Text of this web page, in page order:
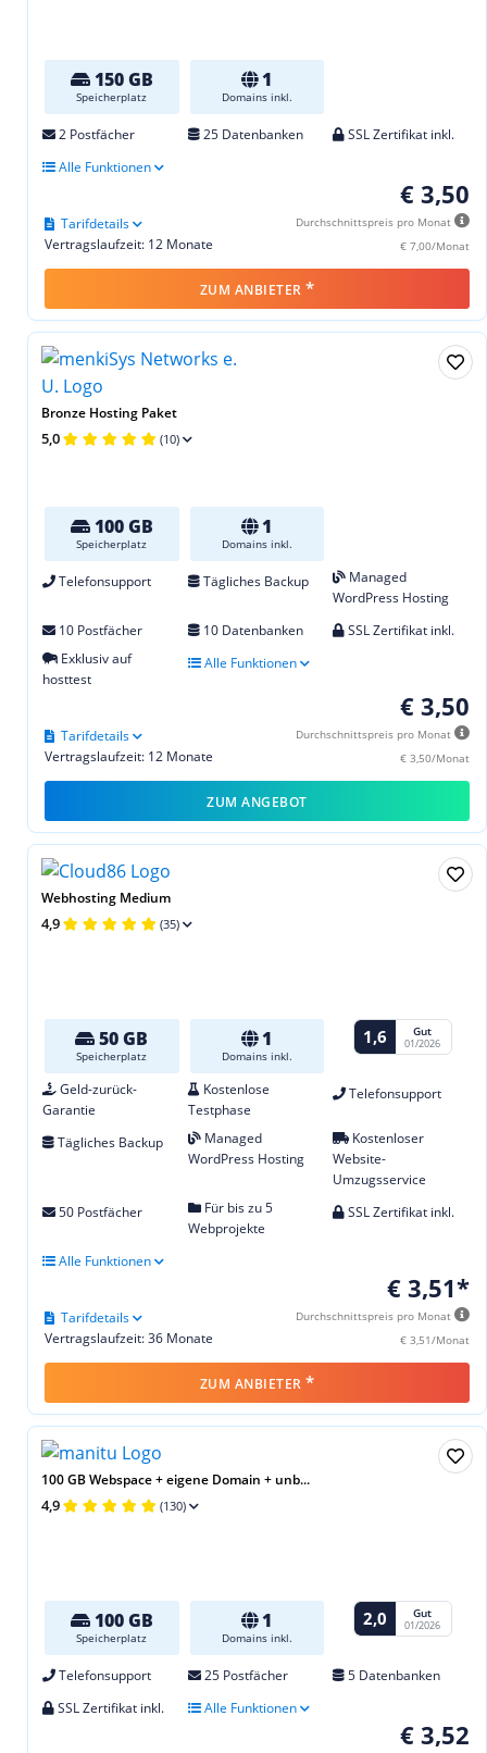
150 GB
Speicherplatz
1
Domains inkl.
2 Postfächer 25 Datenbanken
SSL Zertifikat inkl.
Alle Funktionen
€ 3,50
Durchschnittspreis pro Monat
€ 7,00/Monat
Vertragslaufzeit: 12 Monate
Tarifdetails
ZUM ANBIETER *
Bronze Hosting Paket
5,0 (10)
100 GB
Speicherplatz
1
Domains inkl.
Telefonsupport Tägliches Backup
Managed
WordPress Hosting
10 Postfächer
10 Datenbanken
SSL Zertifikat inkl.
Exklusiv auf
hosttest
Alle Funktionen
€ 3,50
Durchschnittspreis pro Monat
€ 3,50/Monat
Vertragslaufzeit: 12 Monate
Tarifdetails
ZUM ANGEBOT
Webhosting Medium
4,9 (35)
50 GB
Speicherplatz
1
Domains inkl.
1,6 Gut
01/2026
Geld-zurück-
Garantie
Kostenlose
Testphase
Telefonsupport
Tägliches Backup
Managed
WordPress Hosting
Kostenloser
Website-
Umzugsservice
50 Postfächer
Für bis zu 5
Webprojekte
SSL Zertifikat inkl.
Alle Funktionen
€ 3,51*
Durchschnittspreis pro Monat
€ 3,51/Monat
Vertragslaufzeit: 36 Monate
Tarifdetails
ZUM ANBIETER *
100 GB Webspace + eigene Domain + unb...
4,9 (130)
100 GB
Speicherplatz
1
Domains inkl.
2,0 Gut
01/2026
Telefonsupport 25 Postfächer
5 Datenbanken
SSL Zertifikat inkl.
Alle Funktionen
€ 3,52